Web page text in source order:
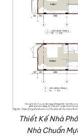
Thiết Kế Nhà
Nhà Chuẩn